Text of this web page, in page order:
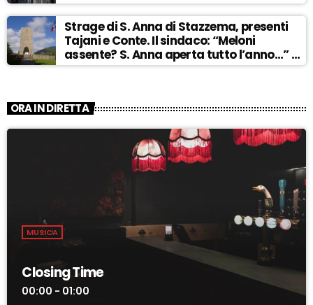
Strage di S. Anna di Stazzema, presenti
Tajani e Conte. Il sindaco: “Meloni
assente? S. Anna aperta tutto l’anno…” –
ASCOLTA
ORA IN DIRETTA
MUSICA
Closing Time
00:00 - 01:00